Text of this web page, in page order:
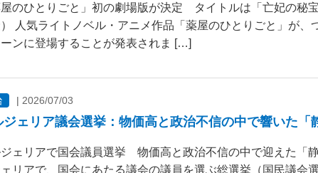
屋のひとりごと」初の劇場版が決定 タイトルは「亡妃の秘
） 人気ライトノベル・アニメ作品「薬屋のひとりごと」が
ンに登場することが発表されま […]
| 2026/07/03
ジェリア議会選挙：物価高と政治不信の中で響いた「
ェリアで国会議員選挙 物価高と政治不信の中で迎えた「
リアで、国会にあたる議会の議員を選ぶ総選挙（国民議会